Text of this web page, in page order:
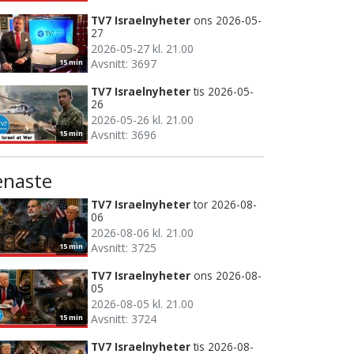
15 min
TV7 Israelnyheter ons 2026-05-
27
2026-05-27 kl. 21.00
Avsnitt: 3697
15 min
TV7 Israelnyheter tis 2026-05-
26
2026-05-26 kl. 21.00
Avsnitt: 3696
15 min
TV7 Israelnyheter tor 2026-08-
06
2026-08-06 kl. 21.00
Avsnitt: 3725
15 min
TV7 Israelnyheter ons 2026-08-
05
2026-08-05 kl. 21.00
Avsnitt: 3724
TV7 Israelnyheter tis 2026-08-